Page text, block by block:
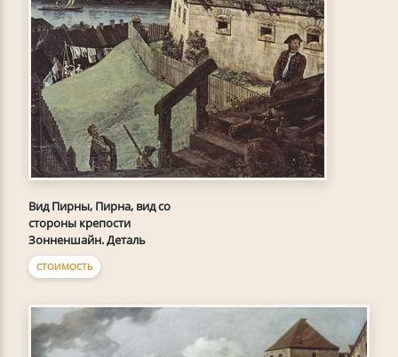
Вид Пирны, Пирна, вид со
стороны крепости
Зонненшайн. Деталь
СТОИМОСТЬ